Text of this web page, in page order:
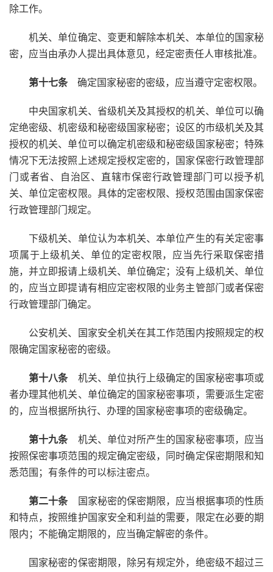
除工作。
机关、单位确定、变更和解除本机关、本单位的国家秘
密，应当由承办人提出具体意见，经定密责任人审核批准。
第十七条确定国家秘密的密级，应当遵守定密权限。
中央国家机关、省级机关及其授权的机关、单位可以确
定绝密级、机密级和秘密级国家秘密；设区的市级机关及其
授权的机关、单位可以确定机密级和秘密级国家秘密；特殊
情况下无法按照上述规定授权定密的，国家保密行政管理部
门或者省、自治区、直辖市保密行政管理部门可以授予机
关、单位定密权限。具体的定密权限、授权范围由国家保密
行政管理部门规定。
下级机关、单位认为本机关、本单位产生的有关定密事
项属于上级机关、单位的定密权限，应当先行采取保密措
施，并立即报请上级机关、单位确定；没有上级机关、单位
的，应当立即提请有相应定密权限的业务主管部门或者保密
行政管理部门确定。
公安机关、国家安全机关在其工作范围内按照规定的权
限确定国家秘密的密级。
第十八条机关、单位执行上级确定的国家秘密事项或
者办理其他机关、单位确定的国家秘密事项，需要派生定密
的，应当根据所执行、办理的国家秘密事项的密级确定。
第十九条机关、单位对所产生的国家秘密事项，应当
按照保密事项范围的规定确定密级，同时确定保密期限和知
悉范围；有条件的可以标注密点。
第二十条国家秘密的保密期限，应当根据事项的性质
和特点，按照维护国家安全和利益的需要，限定在必要的期
限内；不能确定期限的，应当确定解密的条件。
国家秘密的保密期限，除另有规定外，绝密级不超过三